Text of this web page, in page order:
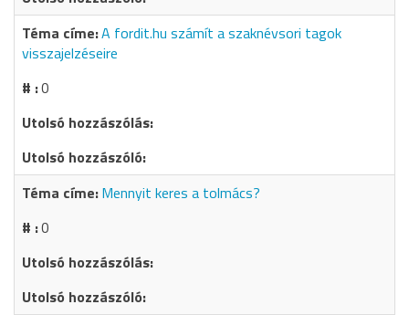
A fordit.hu számít a szaknévsori tagok
visszajelzéseire
0
Mennyit keres a tolmács?
0